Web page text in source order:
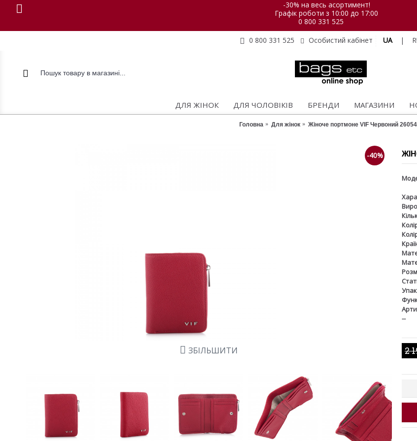
-30% на весь асортимент!
Графік роботи з 10:00 до 17:00
0 800 331 525
0 800 331 525
Особистий кабінет UA |
ДЛЯ ЖІНОК ДЛЯ ЧОЛОВІКІВ БРЕНДИ МАГАЗИНИ
Головна Для жінок Жіноче портмоне VIF Червоний
-40%
ЗБІЛЬШИТИ
--
2